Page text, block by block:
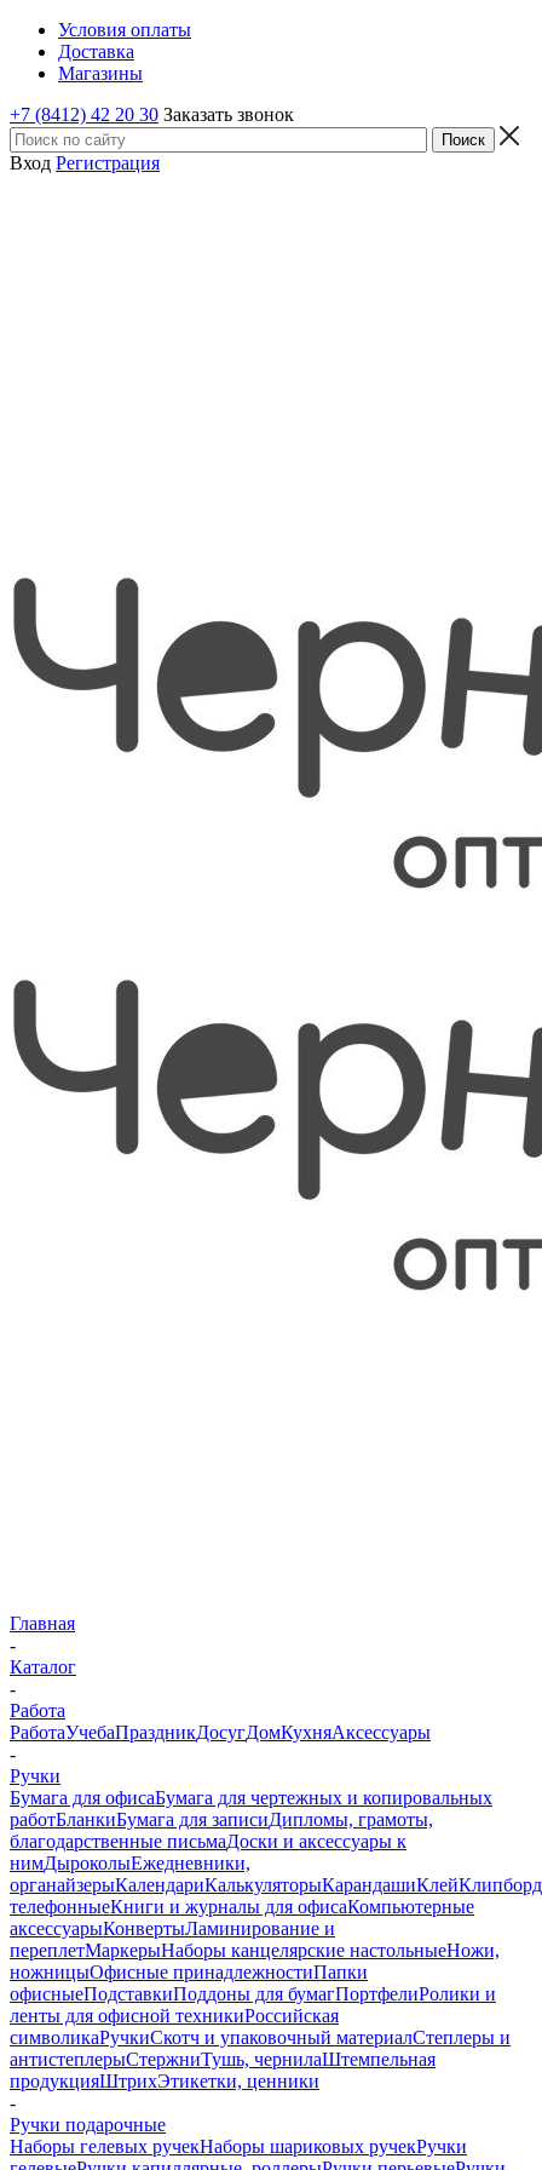
Условия оплаты
Доставка
Магазины
+7 (8412) 42 20 30 Заказать звонок
Вход Регистрация
Главная
-
Каталог
-
Работа
РаботаУчебаПраздникДосугДомКухняАксессуары
-
Ручки
Бумага для офисаБумага для чертежных и копировальных
работБланкиБумага для записиДипломы, грамоты,
благодарственные письмаДоски и аксессуары к
нимДыроколыЕжедневники,
органайзерыКалендариКалькуляторыКарандашиКлей
телефонныеКниги и журналы для офисаКомпьютерные
аксессуарыКонвертыЛаминирование и
переплетМаркерыНаборы канцелярские настольныеНожи,
ножницыОфисные принадлежностиПапки
офисныеПодставкиПоддоны для бумагПортфелиРолики и
ленты для офисной техникиРоссийская
символикаРучкиСкотч и упаковочный материалСтеплеры и
антистеплерыСтержниТушь, чернилаШтемпельная
продукцияШтрихЭтикетки, ценники
-
Ручки подарочные
Наборы гелевых ручекНаборы шариковых ручекРучки